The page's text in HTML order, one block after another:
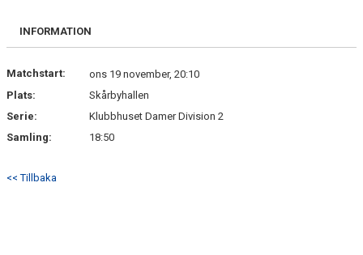
INFORMATION
Matchstart:
ons 19 november, 20:10
Plats:
Skårbyhallen
Serie:
Klubbhuset Damer Division 2
Samling:
18:50
<< Tillbaka